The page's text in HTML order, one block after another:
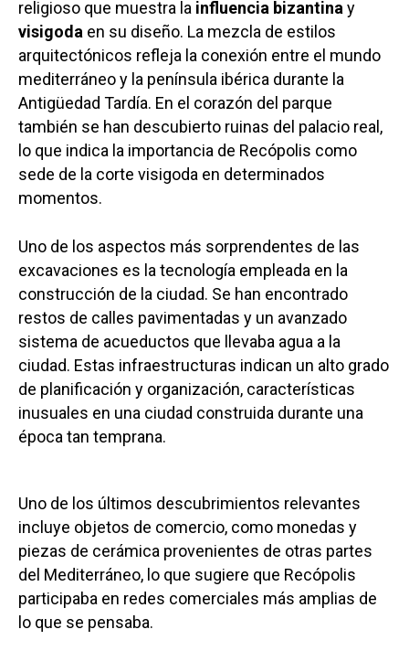
religioso que muestra la influencia bizantina y
visigoda en su diseño. La mezcla de estilos
arquitectónicos refleja la conexión entre el mundo
mediterráneo y la península ibérica durante la
Antigüedad Tardía. En el corazón del parque
también se han descubierto ruinas del palacio real,
lo que indica la importancia de Recópolis como
sede de la corte visigoda en determinados
momentos.
Uno de los aspectos más sorprendentes de las
excavaciones es la tecnología empleada en la
construcción de la ciudad. Se han encontrado
restos de calles pavimentadas y un avanzado
sistema de acueductos que llevaba agua a la
ciudad. Estas infraestructuras indican un alto grado
de planificación y organización, características
inusuales en una ciudad construida durante una
época tan temprana.
Uno de los últimos descubrimientos relevantes
incluye objetos de comercio, como monedas y
piezas de cerámica provenientes de otras partes
del Mediterráneo, lo que sugiere que Recópolis
participaba en redes comerciales más amplias de
lo que se pensaba.